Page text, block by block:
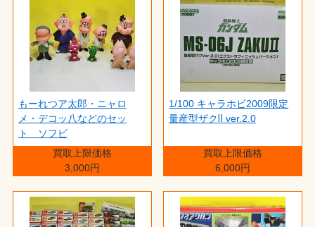
もーれつア太郎・ニャロ
メ・デコッ八などのセッ
ト ソフビ
買取上限価格
3,000円
1/100 キャラホビ2009限定
量産型ザクⅡ ver.2.0
買取上限価格
6,000円